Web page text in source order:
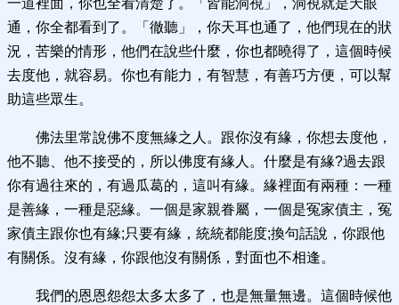
一道裡面，你也全看清楚了。「皆能洞視」，洞視就是天眼
通，你全都看到了。「徹聽」，你天耳也通了，他們現在的狀
況，苦樂的情形，他們在說些什麼，你也都曉得了，這個時候
去度他，就容易。你也有能力，有智慧，有善巧方便，可以幫
助這些眾生。
佛法里常說佛不度無緣之人。跟你沒有緣，你想去度他，
他不聽、他不接受的，所以佛度有緣人。什麼是有緣?過去跟
你有過往來的，有過瓜葛的，這叫有緣。緣裡面有兩種：一種
是善緣，一種是惡緣。一個是家親眷屬，一個是冤家債主，冤
家債主跟你也有緣;只要有緣，統統都能度;換句話說，你跟他
有關係。沒有緣，你跟他沒有關係，對面也不相逢。
我們的恩恩怨怨太多太多了，也是無量無邊。這個時候他